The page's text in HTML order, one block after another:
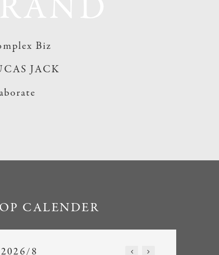
Biz
JACK
CALENDER
2026/8